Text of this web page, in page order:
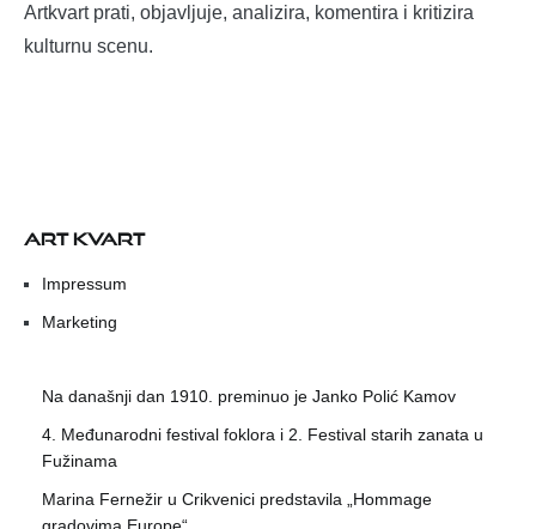
Artkvart prati, objavljuje, analizira, komentira i kritizira
kulturnu scenu.
ART KVART
Impressum
Marketing
Na današnji dan 1910. preminuo je Janko Polić Kamov
4. Međunarodni festival foklora i 2. Festival starih zanata u
Fužinama
Marina Fernežir u Crikvenici predstavila „Hommage
gradovima Europe“